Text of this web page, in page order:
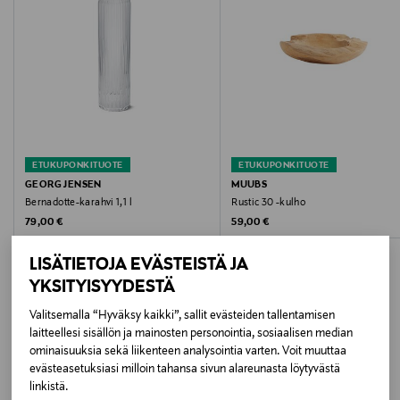
LISÄTIETOJA EVÄSTEISTÄ JA
YKSITYISYYDESTÄ
Valitsemalla “Hyväksy kaikki”, sallit evästeiden tallentamisen
laitteellesi sisällön ja mainosten personointia, sosiaalisen median
ominaisuuksia sekä liikenteen analysointia varten. Voit muuttaa
evästeasetuksiasi milloin tahansa sivun alareunasta löytyvästä
linkistä.
Koko
175 mm
Valmistusmaa
Kiina
Valmistajan tuotenumero
10015891
ETUKUPONKITUOTE
GEORG JENSEN
Bernadotte-karahvi 1,1 l
Original Price
79,00 €
ETUKUPONKITUOTE
MUUBS
Rustic 30 -kulho
Original Price
59,00 €
LISÄÄ KIINNOSTAVIA
TUOTTEITA